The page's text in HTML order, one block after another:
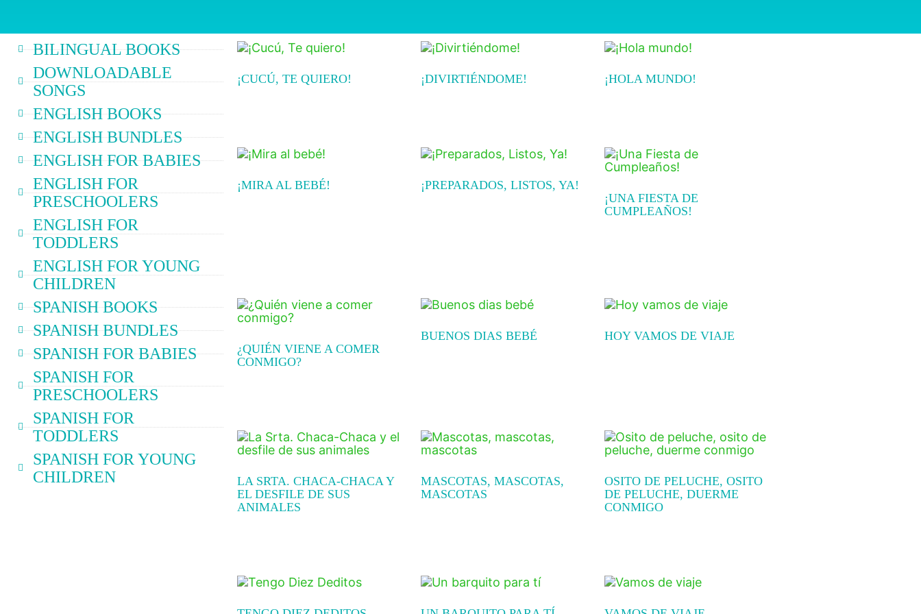
BILINGUAL BOOKS
DOWNLOADABLE
SONGS
ENGLISH BOOKS
ENGLISH BUNDLES
ENGLISH FOR BABIES
ENGLISH FOR
PRESCHOOLERS
ENGLISH FOR
TODDLERS
ENGLISH FOR YOUNG
CHILDREN
SPANISH BOOKS
SPANISH BUNDLES
SPANISH FOR BABIES
SPANISH FOR
PRESCHOOLERS
SPANISH FOR
TODDLERS
SPANISH FOR YOUNG
CHILDREN
¡CUCÚ, TE QUIERO! ¡DIVIRTIÉNDOME! ¡HOLA MUNDO!
¡MIRA AL BEBÉ! ¡PREPARADOS, LISTOS, YA!
¡UNA FIESTA DE
CUMPLEAÑOS!
¿QUIÉN VIENE A COMER
CONMIGO?
BUENOS DIAS BEBÉ HOY VAMOS DE VIAJE
LA SRTA. CHACA-CHACA Y
EL DESFILE DE SUS
ANIMALES
MASCOTAS, MASCOTAS,
MASCOTAS
OSITO DE PELUCHE, OSITO
DE PELUCHE, DUERME
CONMIGO